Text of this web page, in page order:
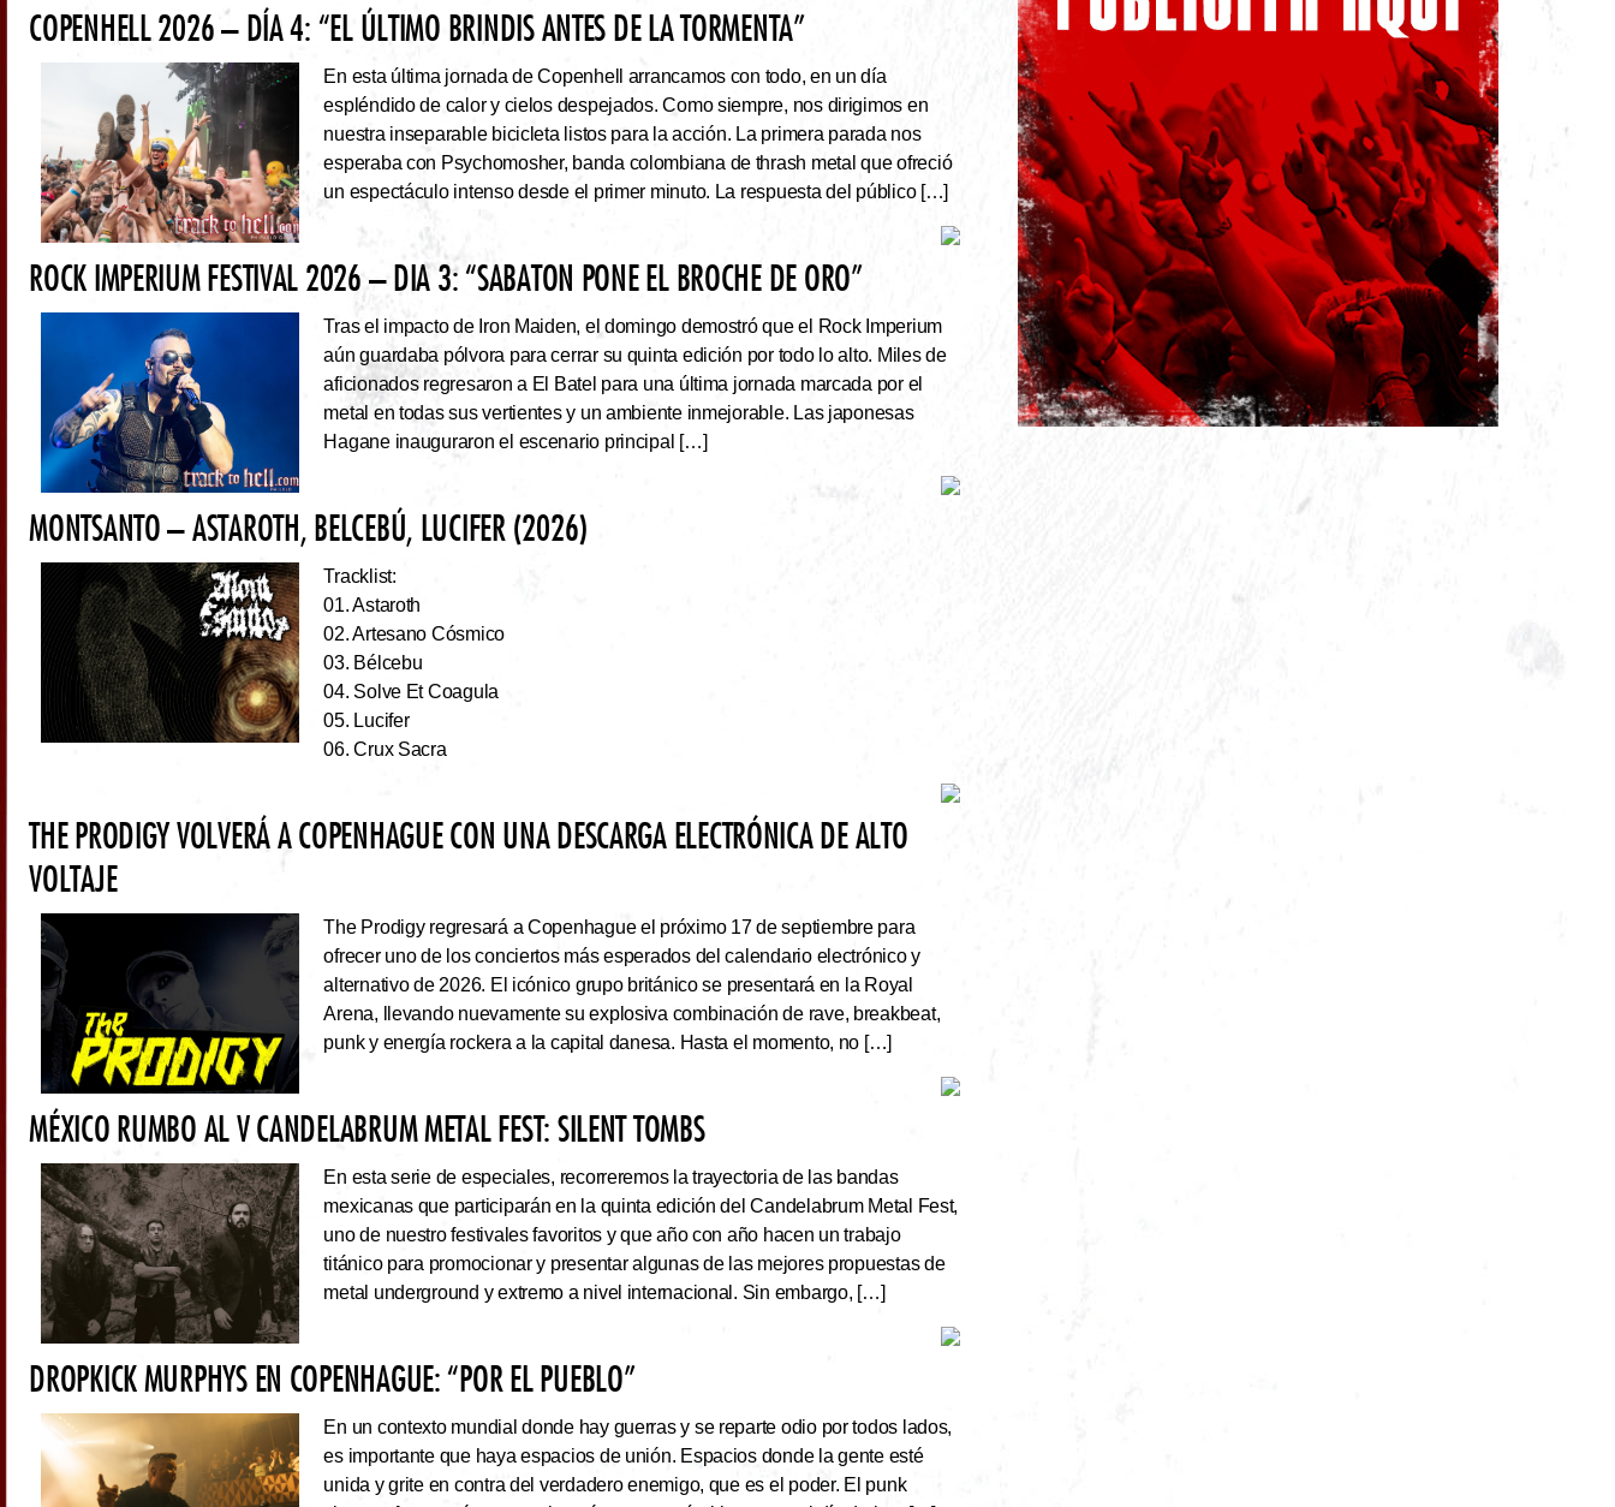
COPENHELL 2026 – DÍA 4: “EL ÚLTIMO BRINDIS ANTES DE LA TORMENTA”
En esta última jornada de Copenhell arrancamos con todo, en un día
espléndido de calor y cielos despejados. Como siempre, nos dirigimos en
nuestra inseparable bicicleta listos para la acción. La primera parada nos
esperaba con Psychomosher, banda colombiana de thrash metal que ofreció
un espectáculo intenso desde el primer minuto. La respuesta del público […]
ROCK IMPERIUM FESTIVAL 2026 – DIA 3: “SABATON PONE EL BROCHE DE ORO”
Tras el impacto de Iron Maiden, el domingo demostró que el Rock Imperium
aún guardaba pólvora para cerrar su quinta edición por todo lo alto. Miles de
aficionados regresaron a El Batel para una última jornada marcada por el
metal en todas sus vertientes y un ambiente inmejorable. Las japonesas
Hagane inauguraron el escenario principal […]
MONTSANTO – ASTAROTH, BELCEBÚ, LUCIFER (2026)
Tracklist:
01. Astaroth
02. Artesano Cósmico
03. Bélcebu
04. Solve Et Coagula
05. Lucifer
06. Crux Sacra
THE PRODIGY VOLVERÁ A COPENHAGUE CON UNA DESCARGA ELECTRÓNICA DE ALTO
VOLTAJE
The Prodigy regresará a Copenhague el próximo 17 de septiembre para
ofrecer uno de los conciertos más esperados del calendario electrónico y
alternativo de 2026. El icónico grupo británico se presentará en la Royal
Arena, llevando nuevamente su explosiva combinación de rave, breakbeat,
punk y energía rockera a la capital danesa. Hasta el momento, no […]
MÉXICO RUMBO AL V CANDELABRUM METAL FEST: SILENT TOMBS
En esta serie de especiales, recorreremos la trayectoria de las bandas
mexicanas que participarán en la quinta edición del Candelabrum Metal Fest,
uno de nuestro festivales favoritos y que año con año hacen un trabajo
titánico para promocionar y presentar algunas de las mejores propuestas de
metal underground y extremo a nivel internacional. Sin embargo, […]
DROPKICK MURPHYS EN COPENHAGUE: “POR EL PUEBLO”
En un contexto mundial donde hay guerras y se reparte odio por todos lados,
es importante que haya espacios de unión. Espacios donde la gente esté
unida y grite en contra del verdadero enemigo, que es el poder. El punk